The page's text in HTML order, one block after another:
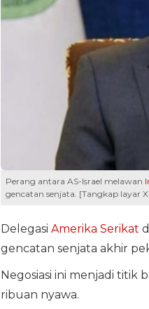
Perang antara AS-Israel melawan
gencatan senjata. [Tangkap layar
Delegasi Amerika Serikat
gencatan senjata akhir
Negosiasi ini menjadi
ribuan nyawa.